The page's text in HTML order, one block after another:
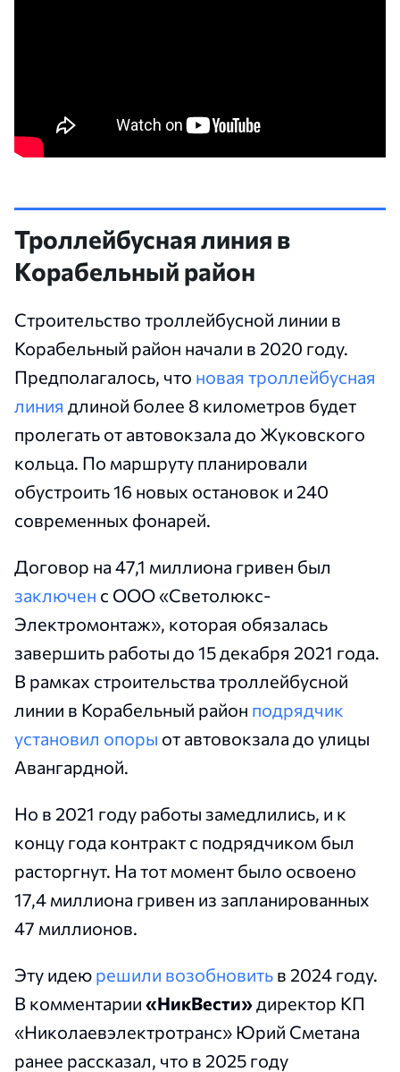
Троллейбусная линия в
Корабельный район
Строительство троллейбусной линии в
Корабельный район начали в 2020 году.
Предполагалось, что новая троллейбусная
линия длиной более 8 километров будет
пролегать от автовокзала до Жуковского
кольца. По маршруту планировали
обустроить 16 новых остановок и 240
современных фонарей.
Договор на 47,1 миллиона гривен был
заключен с ООО «Светолюкс-
Электромонтаж», которая обязалась
завершить работы до 15 декабря 2021 года.
В рамках строительства троллейбусной
линии в Корабельный район подрядчик
установил опоры от автовокзала до улицы
Авангардной.
Но в 2021 году работы замедлились, и к
концу года контракт с подрядчиком был
расторгнут. На тот момент было освоено
17,4 миллиона гривен из запланированных
47 миллионов.
Эту идею решили возобновить в 2024 году.
В комментарии «НикВести» директор КП
«Николаевэлектротранс» Юрий Сметана
ранее рассказал, что в 2025 году